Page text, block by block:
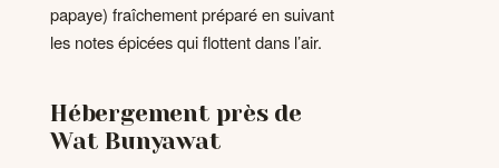
papaye) fraîchement préparé en suivant
les notes épicées qui flottent dans l’air.
Hébergement près de
Wat Bunyawat